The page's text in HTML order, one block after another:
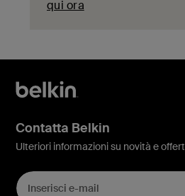
qui ora
Contatta Belkin
Ulteriori informazioni su novità e